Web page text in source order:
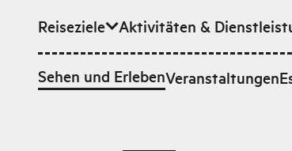
Zum Hauptinhalt
Reiseziele Aktivitäten &
Sehen und ErlebenVeranstaltungen